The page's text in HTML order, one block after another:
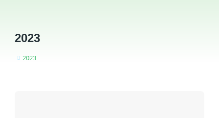
2023
You are here:
2023